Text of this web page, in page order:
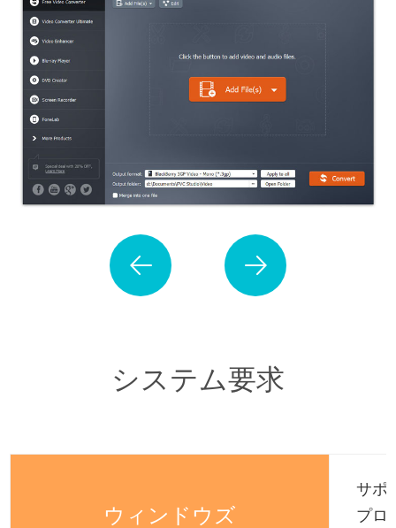
システム要求
ウィンドウズ
サポ
プロ